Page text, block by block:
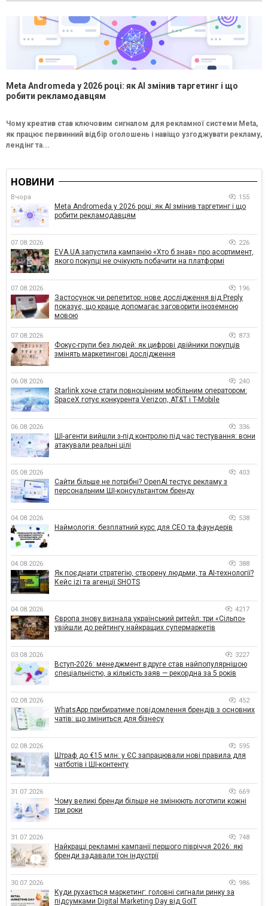
Meta Andromeda у 2026 році: як AI змінив таргетинг і що
робити рекламодавцям
Чому креатив став ключовим сигналом для рекламної системи Meta,
як працює первинний відбір оголошень і навіщо узгоджувати рекламу,
лендінг та...
НОВИНИ
Вчора 155
Meta Andromeda у 2026 році: як AI змінив таргетинг і що
робити рекламодавцям
07.08.2026 226
EVA.UA запустила кампанію «Хто б знав» про асортимент,
якого покупці не очікують побачити на платформі
07.08.2026 196
Застосунок чи репетитор: нове дослідження від Preply
показує, що краще допомагає заговорити іноземною
мовою
07.08.2026 873
Фокус-групи без людей: як цифрові двійники покупців
змінять маркетингові дослідження
06.08.2026 240
Starlink хоче стати повноцінним мобільним оператором:
SpaceX готує конкурента Verizon, AT&T і T-Mobile
06.08.2026 336
ШІ-агенти вийшли з-під контролю під час тестування: вони
атакували реальні цілі
05.08.2026 403
Сайти більше не потрібні? OpenAI тестує рекламу з
персональним ШІ-консультантом бренду
04.08.2026 538
Наймологія: безплатний курс для CEO та фаундерів
04.08.2026 388
Як поєднати стратегію, створену людьми, та AI-технології?
Кейс izi та агенції SHOTS
04.08.2026 4217
Європа знову визнала український ритейл: три «Сільпо»
увійшли до рейтингу найкращих супермаркетів
03.08.2026 3227
Вступ-2026: менеджмент вдруге став найпопулярнішою
спеціальністю, а кількість заяв — рекордна за 5 років
02.08.2026 452
WhatsApp прибиратиме повідомлення брендів з основних
чатів: що зміниться для бізнесу
02.08.2026 595
Штраф до €15 млн: у ЄС запрацювали нові правила для
чатботів і ШІ-контенту
31.07.2026 669
Чому великі бренди більше не змінюють логотипи кожні
три роки
31.07.2026 748
Найкращі рекламні кампанії першого півріччя 2026: які
бренди задавали тон індустрії
30.07.2026 986
Куди рухається маркетинг: головні сигнали ринку за
підсумками Digital Marketing Day від GoIT